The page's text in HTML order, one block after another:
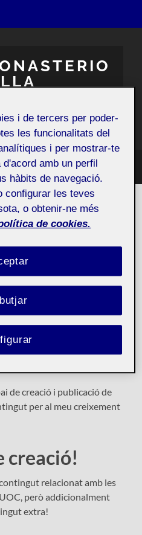
Comunicació
de creació i publicació de
per al meu creixement
creació!
relacionat amb les
però addicionalment
extra!
i de tercers per poder-
les funcionalitats del
i per mostrar-te
amb un perfil
hàbits de navegació.
configurar les teves
o obtenir-ne més
de cookies.